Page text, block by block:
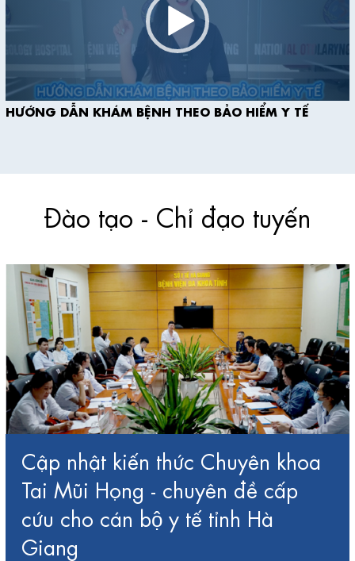
HƯỚNG DẪN KHÁM BỆNH THEO BẢO HIỂM Y TẾ
Đào tạo - Chỉ đạo tuyến
Cập nhật kiến thức Chuyên khoa
Tai Mũi Họng - chuyên đề cấp
cứu cho cán bộ y tế tỉnh Hà
Giang